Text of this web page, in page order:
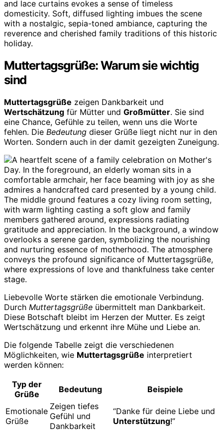
Muttertagsgrüße: Warum sie wichtig
sind
Muttertagsgrüße zeigen Dankbarkeit und
Wertschätzung für Mütter und Großmütter. Sie sind
eine Chance, Gefühle zu teilen, wenn uns die Worte
fehlen. Die Bedeutung dieser Grüße liegt nicht nur in den
Worten. Sondern auch in der damit gezeigten Zuneigung.
Liebevolle Worte stärken die emotionale Verbindung.
Durch Muttertagsgrüße übermittelt man Dankbarkeit.
Diese Botschaft bleibt im Herzen der Mutter. Es zeigt
Wertschätzung und erkennt ihre Mühe und Liebe an.
Die folgende Tabelle zeigt die verschiedenen
Möglichkeiten, wie Muttertagsgrüße interpretiert
werden können:
Typ der
Grüße
Bedeutung Beispiele
Emotionale
Grüße
Zeigen tiefes
Gefühl und
Dankbarkeit
“Danke für deine Liebe und
Unterstützung!”